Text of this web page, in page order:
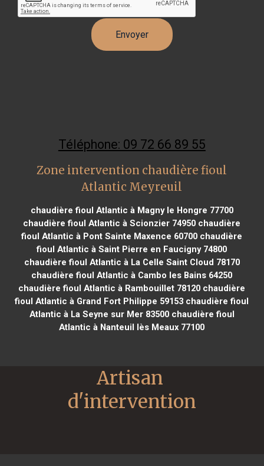
Téléphone: 09 72 66 89 55
Zone intervention chaudière fioul
Atlantic Meyreuil
chaudière fioul Atlantic à Magny le Hongre 77700
chaudière fioul Atlantic à Scionzier 74950 chaudière
fioul Atlantic à Pont Sainte Maxence 60700 chaudière
fioul Atlantic à Saint Pierre en Faucigny 74800
chaudière fioul Atlantic à La Celle Saint Cloud 78170
chaudière fioul Atlantic à Cambo les Bains 64250
chaudière fioul Atlantic à Rambouillet 78120 chaudière
fioul Atlantic à Grand Fort Philippe 59153 chaudière fioul
Atlantic à La Seyne sur Mer 83500chaudière fioul
Atlantic à Nanteuil lès Meaux 77100
Artisan
d'intervention